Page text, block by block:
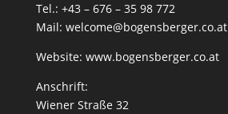
Tel.: +43 – 676 – 35 98 772
Mail: welcome@bogensberger.co.at
Website: www.bogensberger.co.at
Anschrift:
Wiener Straße 32